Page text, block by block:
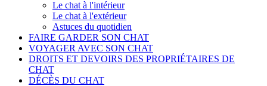
Le chat à l'intérieur
Le chat à l'extérieur
Astuces du quotidien
FAIRE GARDER SON CHAT
VOYAGER AVEC SON CHAT
DROITS ET DEVOIRS DES PROPRIÉTAIRES DE
CHAT
DÉCÈS DU CHAT